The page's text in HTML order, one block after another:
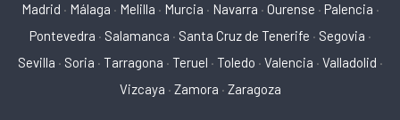
Madrid · Málaga · Melilla · Murcia · Navarra · Ourense · Palencia ·
Pontevedra · Salamanca · Santa Cruz de Tenerife · Segovia ·
Sevilla · Soria · Tarragona · Teruel · Toledo · Valencia · Valladolid ·
Vizcaya · Zamora · Zaragoza